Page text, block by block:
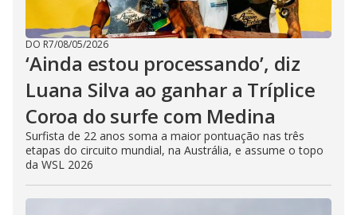
DO R7/08/05/2026
‘Ainda estou processando’, diz
Luana Silva ao ganhar a Tríplice
Coroa do surfe com Medina
Surfista de 22 anos soma a maior pontuação nas três
etapas do circuito mundial, na Austrália, e assume o topo
da WSL 2026